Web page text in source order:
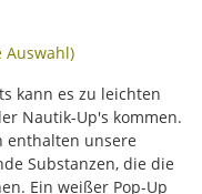
Auswahl)
kann es zu leichten
Nautik-Up's kommen.
enthalten unsere
Substanzen, die die
Ein weißer Pop-Up